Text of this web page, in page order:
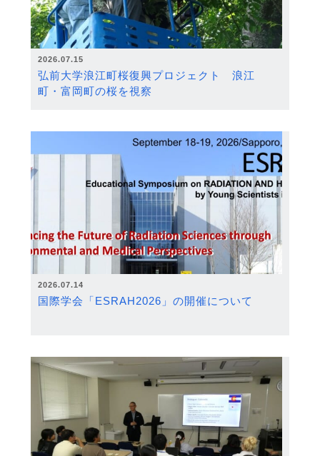
2026.07.15
弘前大学浪江町桜復興プロジェクト 浪江
町・富岡町の桜を視察
2026.07.14
国際学会「ESRAH2026」の開催について